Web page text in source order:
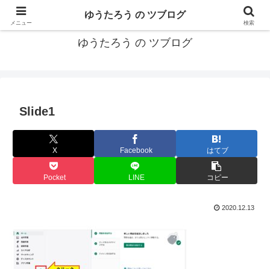
カリフォルニアMBA卒40代がMBA・キャリアとEコマースについて発信
ゆうたろう の ツブログ
Slide1
X Facebook はてブ
Pocket LINE コピー
2020.12.13
メニュー
ゆうたろう の ツブログ
検索